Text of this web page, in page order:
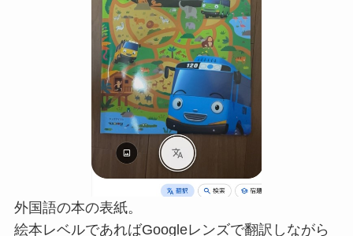
外国語の本の表紙。
絵本レベルであればGoogleレンズで翻訳しながら